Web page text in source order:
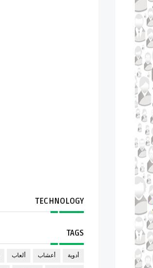
TECHNOLOGY
TAGS
أدوية أعشاب ألعاب